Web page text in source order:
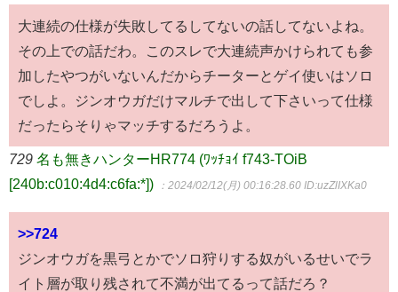
大連続の仕様が失敗してるしてないの話してないよね。
その上での話だわ。このスレで大連続声かけられても参
加したやつがいないんだからチーターとゲイ使いはソロ
でしよ。ジンオウガだけマルチで出して下さいって仕様
だったらそりゃマッチするだろうよ。
729 名も無きハンターHR774 (ﾜｯﾁｮｲ f743-TOiB
[240b:c010:4d4:c6fa:*])
：2024/02/12(月) 00:16:28.60 ID:uzZlIXKa0
>>724
ジンオウガを黒弓とかでソロ狩りする奴がいるせいでラ
イト層が取り残されて不満が出てるって話だろ？